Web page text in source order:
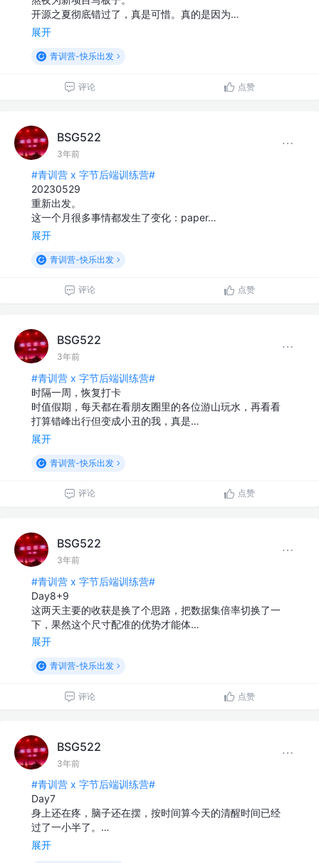
开源之夏彻底错过了，真是可惜。真的是因为…
展开
青训营-快乐出发
评论 点赞
BSG522
3年前
#青训营 x 字节后端训练营#
20230529
重新出发。
这一个月很多事情都发生了变化：paper…
展开
青训营-快乐出发
评论 点赞
BSG522
3年前
#青训营 x 字节后端训练营#
时隔一周，恢复打卡
时值假期，每天都在看朋友圈里的各位游山玩水，再看看
打算错峰出行但变成小丑的我，真是…
展开
青训营-快乐出发
评论 点赞
BSG522
3年前
#青训营 x 字节后端训练营#
Day8+9
这两天主要的收获是换了个思路，把数据集倍率切换了一
下，果然这个尺寸配准的优势才能体…
展开
青训营-快乐出发
评论 点赞
BSG522
3年前
#青训营 x 字节后端训练营#
Day7
身上还在疼，脑子还在摆，按时间算今天的清醒时间已经
过了一小半了。…
展开